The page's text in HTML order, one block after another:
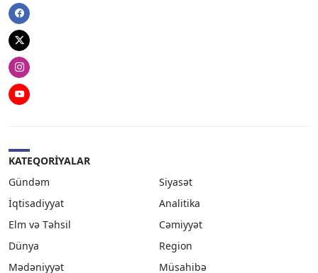
Facebook
Twitter
Instagram
Youtube
KATEQORIYALAR
Gündəm
Siyasət
İqtisadiyyat
Analitika
Elm və Təhsil
Cəmiyyət
Dünya
Region
Mədəniyyət
Müsahibə